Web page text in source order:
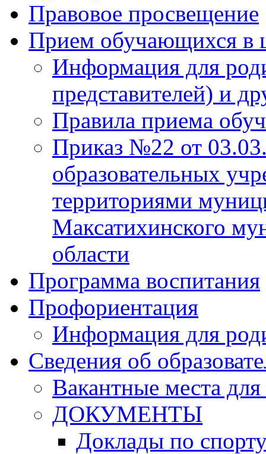
Правовое просвещение
Прием обучающихся в
Информация для
представителей) и
Правила приема
Приказ №22 от
образовательных
территориями
Максатихинского
области
Программа воспитания
Профориентация
Информация для
Сведения об
Вакантные места
ДОКУМЕНТЫ
Доклады по